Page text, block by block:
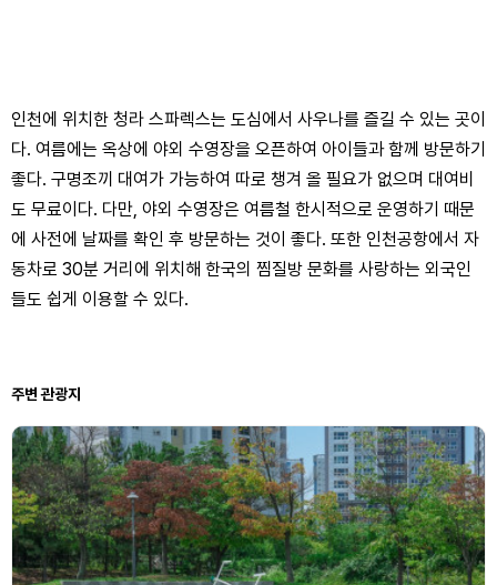
인천에 위치한 청라 스파렉스는 도심에서 사우나를 즐길 수 있는 곳이
다. 여름에는 옥상에 야외 수영장을 오픈하여 아이들과 함께 방문하기
좋다. 구명조끼 대여가 가능하여 따로 챙겨 올 필요가 없으며 대여비
도 무료이다. 다만, 야외 수영장은 여름철 한시적으로 운영하기 때문
에 사전에 날짜를 확인 후 방문하는 것이 좋다. 또한 인천공항에서 자
동차로 30분 거리에 위치해 한국의 찜질방 문화를 사랑하는 외국인
들도 쉽게 이용할 수 있다.
주변 관광지